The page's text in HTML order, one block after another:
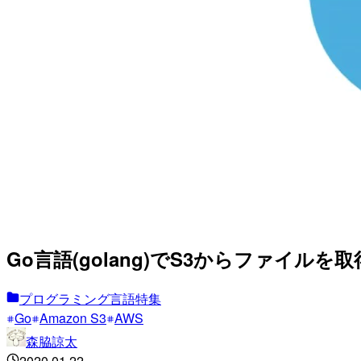
Go言語(golang)でS3からファイルを取
プログラミング言語特集
Go Amazon S3 AWS
森脇諒太